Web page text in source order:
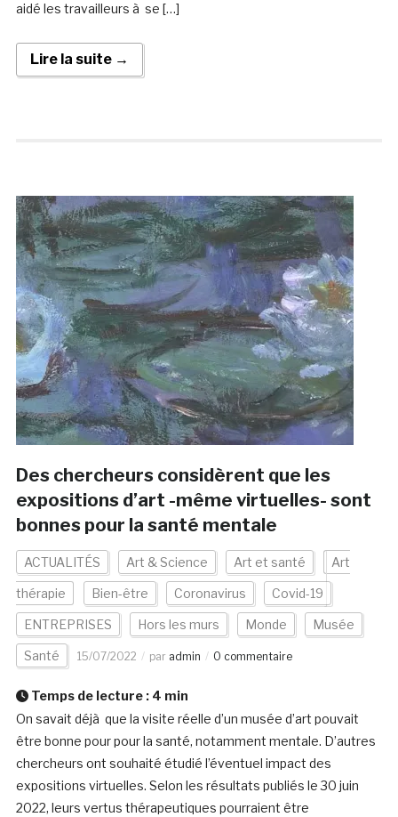
aidé les travailleurs à se […]
Lire la suite →
Des chercheurs considèrent que les
expositions d’art -même virtuelles- sont
bonnes pour la santé mentale
ACTUALITÉS Art & Science Art et santé Art
thérapie Bien-être Coronavirus Covid-19
ENTREPRISES Hors les murs Monde Musée
Santé 15/07/2022 par admin 0 commentaire
Temps de lecture : 4 min
On savait déjà que la visite réelle d’un musée d’art pouvait
être bonne pour pour la santé, notamment mentale. D’autres
chercheurs ont souhaité étudié l’éventuel impact des
expositions virtuelles. Selon les résultats publiés le 30 juin
2022, leurs vertus thérapeutiques pourraient être